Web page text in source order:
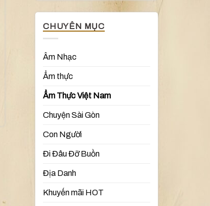
CHUYÊN MỤC
Âm Nhạc
Ẩm thực
Ẩm Thực Việt Nam
Chuyện Sài Gòn
Con Người
Đi Đâu Đỡ Buồn
Địa Danh
Khuyến mãi HOT